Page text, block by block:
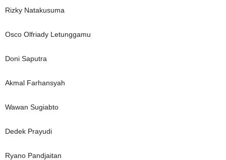
Rizky Natakusuma
Osco Olfriady Letunggamu
Doni Saputra
Akmal Farhansyah
Wawan Sugiabto
Dedek Prayudi
Ryano Pandjaitan